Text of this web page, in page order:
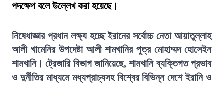
পদক্ষেপ বলে উল্লেখ করা হয়েছে।
নিষেধাজ্ঞার প্রধান লক্ষ্য হচ্ছে ইরানের সর্বোচ্চ নেতা আয়াতুল্লাহ
আলী খামেনির উপদেষ্টা আলী শামখানির পুত্র মোহাম্মদ হোসেইন
শামখানি। ট্রেজারি বিভাগ জানিয়েছে, শামখানি ব্যক্তিগত প্রভাব
ও দুর্নীতির মাধ্যমে মধ্যপ্রাচ্যসহ বিশ্বের বিভিন্ন দেশে ইরানি ও